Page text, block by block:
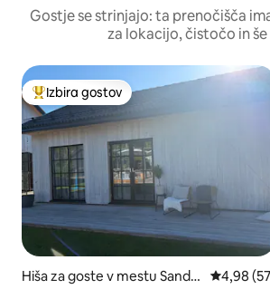
Gostje se strinjajo: ta prenočišča
za lokacijo, čistočo in še
Najbolj priljubljena prenočišča z značko
Izbira gostov
Hiša za goste v mestu Sandvi
4,98